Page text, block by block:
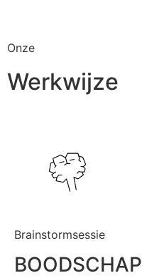
Onze
Werkwijze
Brainstormsessie
BOODSCHAP